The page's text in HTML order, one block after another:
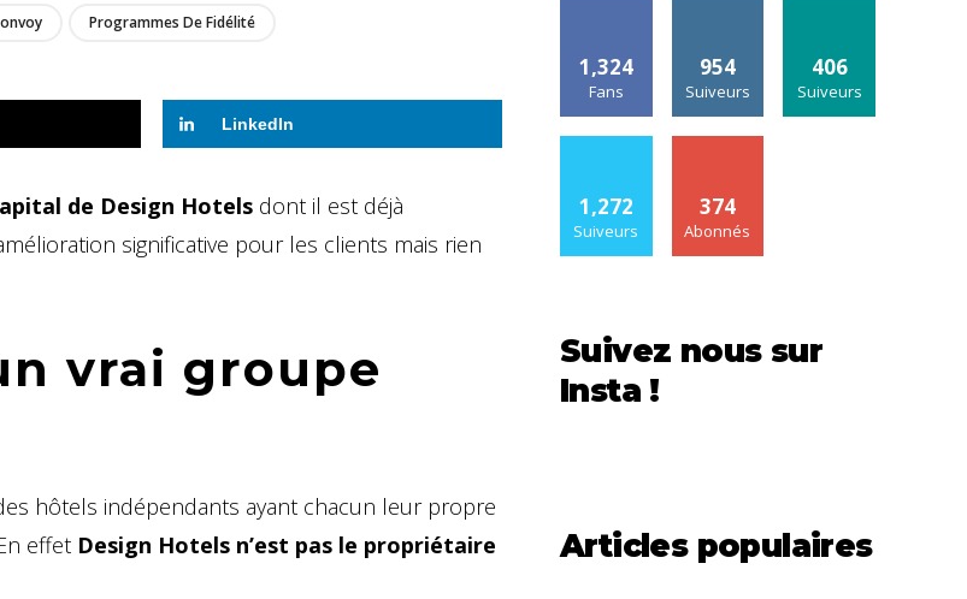
Programmes De Fidélité
LinkedIn
de Design Hotels dont il est déjà
significative pour les clients mais rien
vrai groupe
hôtels indépendants ayant chacun leur propre
effet Design Hotels n’est pas le propriétaire
1,324
Fans
954
Suiveurs
406
Suiveurs
1,272
Suiveurs
374
Abonnés
Suivez nous sur
Insta !
Articles populaires